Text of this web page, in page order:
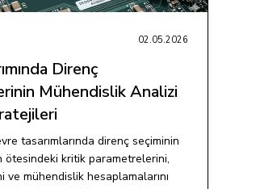
02.05.2026
Direnç
Mühendislik Analizi
tasarımlarında direnç seçiminin
ötesindeki kritik parametrelerini,
mühendislik hesaplamalarını